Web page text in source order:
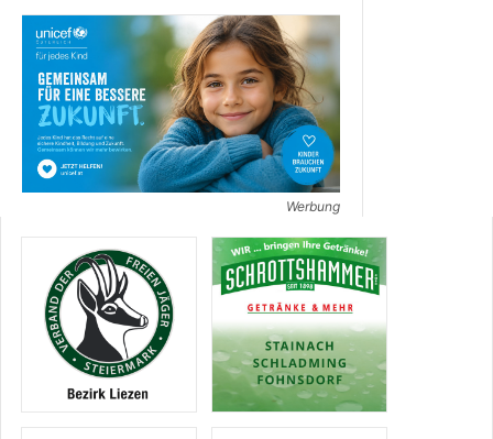
Werbung